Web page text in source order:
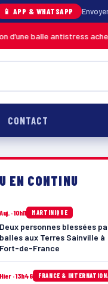
📱 APP & WHATSAPP
antistress achetée en
CONTACT
EN CONTINU
Auj. · 10h11 MARTINIQUE
Deux personnes blessées
balles aux Terres Sainville à
Fort-de-France
Hier · 13h46 FRANCE &